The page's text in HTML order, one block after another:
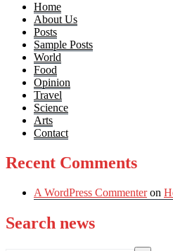
Home
About Us
Posts
Sample Posts
World
Food
Opinion
Travel
Science
Arts
Contact
Recent Comments
A WordPress Commenteron
Search news